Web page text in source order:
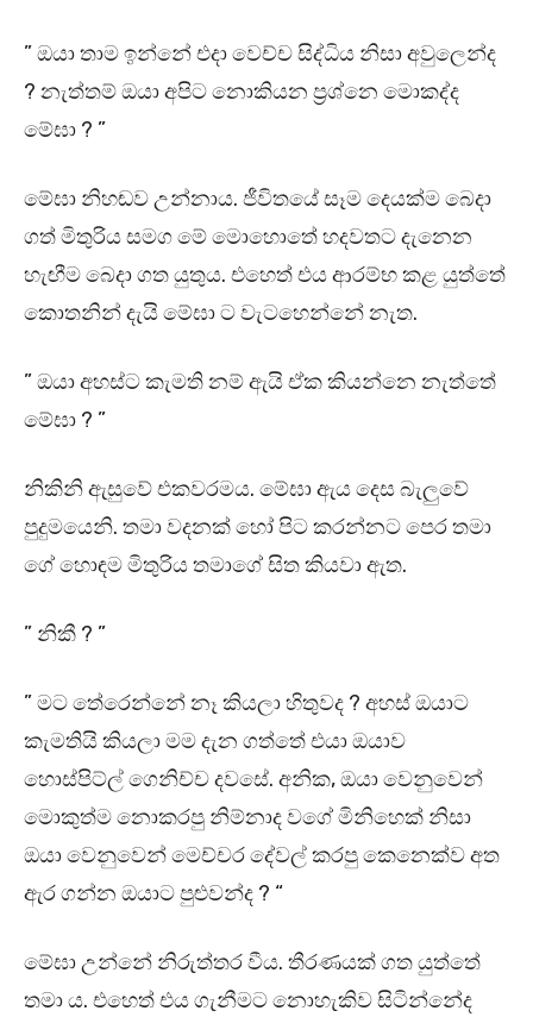
” ඔයා තාම ඉන්නේ එදා වෙච්ච සිද්ධිය නිසා අවුලෙන්ද
? නැත්තම් ඔයා අපිට නොකියන ප්‍රශ්නෙ මොකද්ද
මේඝා ? ”
මේඝා නිහඬව උන්නාය. ජීවිතයේ සෑම දෙයක්ම බෙදා
ගත් මිතුරිය සමග මේ මොහොතේ හදවතට දැනෙන
හැඟීම බෙදා ගත යුතුය. එහෙත් එය ආරම්භ කළ යුත්තේ
කොතනින් දැයි මේඝා ට වැටහෙන්නේ නැත.
” ඔයා අහස්ට කැමති නම් ඇයි ඒක කියන්නෙ නැත්තේ
මේඝා ? ”
නිකිනි ඇසුවේ එකවරමය. මේඝා ඇය දෙස බැලුවේ
පුදුමයෙනි. තමා වදනක් හෝ පිට කරන්නට පෙර තමා
ගේ හොඳම මිතුරිය තමාගේ සිත කියවා ඇත.
” නිකී ? ”
” මට තේරෙන්නේ නෑ කියලා හිතුවද ? අහස් ඔයාට
කැමතියි කියලා මම දැන ගත්තේ එයා ඔයාව
හොස්පිට්ල් ගෙනිච්ච දවසේ. අනික, ඔයා වෙනුවෙන්
මොකුත්ම නොකරපු නිම්නාද වගේ මිනිහෙක් නිසා
ඔයා වෙනුවෙන් මෙච්චර දේවල් කරපු කෙනෙක්ව අත
ඇර ගන්න ඔයාට පුළුවන්ද ? “
මේඝා උන්නේ නිරුත්තර වීය. තීරණයක් ගත යුත්තේ
තමා ය. එහෙත් එය ගැනීමට නොහැකිව සිටින්නේද